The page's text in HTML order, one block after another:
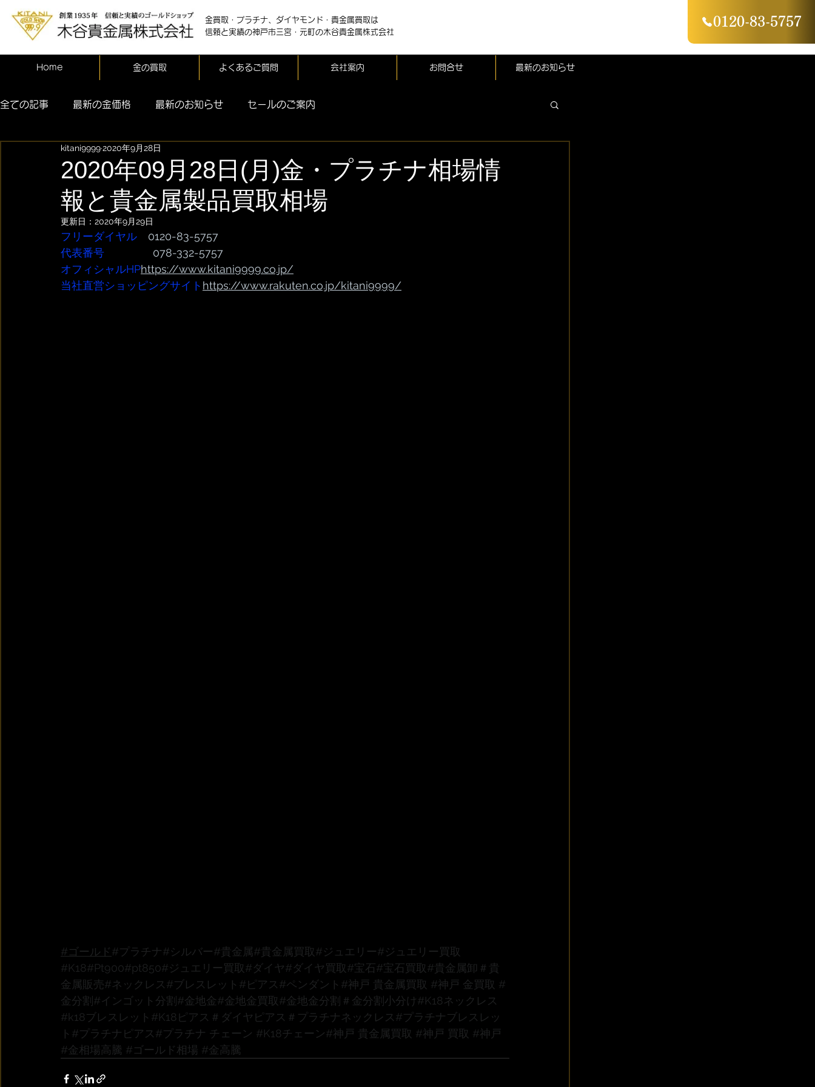
0120-83-5757
金買取・プラチナ、ダイヤモンド・貴金属買取は
信頼と実績の神戸市三宮・元町の木谷貴金属株式会社
Home 金の買取 よくあるご質問 会社案内 お問合せ 最新のお知らせ
全ての記事 最新の金価格 最新のお知らせ セールのご案内
2020年09月28日(月)金・プラチナ相場情
報と貴金属製品買取相場
kitani99992020年9月28日
更新日： 2020年9月29日
フリーダイヤル 0120-83-5757
代表番号
              078-332-5757
オフィシャルHPhttps://www.kitani9999.co.jp/
当社直営ショッピングサイト https://www.rakuten.co.jp/kitani9999/
#ゴールド #プラチナ#シルバー#貴金属#貴金属買取 #ジュエリー#ジュエリー買取
#K18#Pt900#pt850#ジュエリー買取 #ダイヤ#ダイヤ買取 #宝石#宝石買取 #貴金属卸 ＃貴
金属販売#ネックレス #ブレスレット #ピアス #ペンダント #神戸 貴金属買取 #神戸 金買取 #
金分割 #インゴット分割 #金地金#金地金買取 #金地金分割 ＃金分割小分け #K18ネックレス
#k18ブレスレット #K18ピアス ＃ダイヤピアス ＃プラチナネックレス #プラチナブレスレッ
ト #プラチナピアス #プラチナ チェーン #K18チェーン#神戸 貴金属買取 #神戸 買取 #神戸
#金相場高騰 #ゴールド相場 #金高騰